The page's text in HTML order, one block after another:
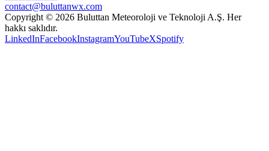
contact@buluttanwx.com
Copyright © 2026 Buluttan Meteoroloji ve Teknoloji A.Ş. Her
hakkı saklıdır.
LinkedInFacebookInstagramYouTubeXSpotify